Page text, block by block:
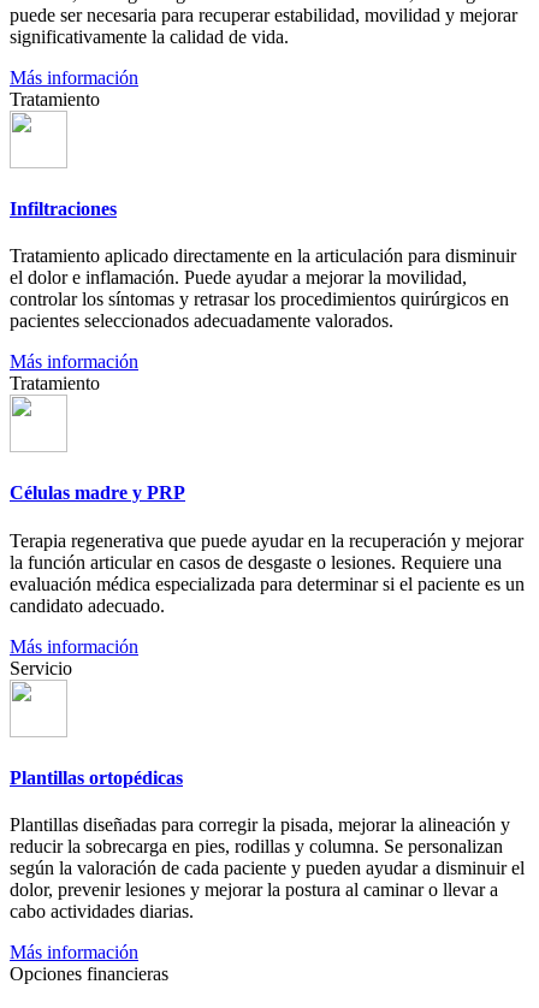
puede ser necesaria para recuperar estabilidad, movilidad y mejorar
significativamente la calidad de vida.
Más información
Tratamiento
Infiltraciones
Tratamiento aplicado directamente en la articulación para disminuir
el dolor e inflamación. Puede ayudar a mejorar la movilidad,
controlar los síntomas y retrasar los procedimientos quirúrgicos en
pacientes seleccionados adecuadamente valorados.
Más información
Tratamiento
Células madre y PRP
Terapia regenerativa que puede ayudar en la recuperación y mejorar
la función articular en casos de desgaste o lesiones. Requiere una
evaluación médica especializada para determinar si el paciente es un
candidato adecuado.
Más información
Servicio
Plantillas ortopédicas
Plantillas diseñadas para corregir la pisada, mejorar la alineación y
reducir la sobrecarga en pies, rodillas y columna. Se personalizan
según la valoración de cada paciente y pueden ayudar a disminuir el
dolor, prevenir lesiones y mejorar la postura al caminar o llevar a
cabo actividades diarias.
Más información
Opciones financieras